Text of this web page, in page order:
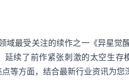
域最受关注的续作之一《异星觉
延续了前作紧张刺激的太空生
等方面，结合最新行业资讯为您